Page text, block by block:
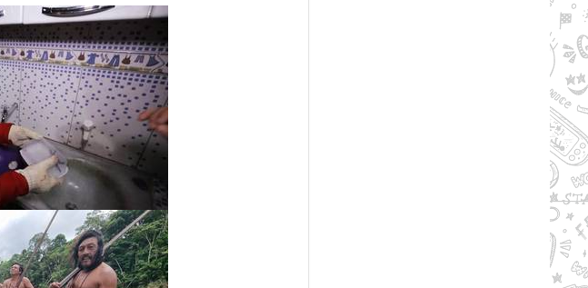
GLORY TO THE HEROES! (2024) PC